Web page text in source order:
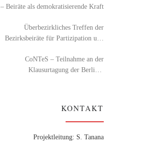
– Beiräte als demokratisierende Kraft
Überbezirkliches Treffen der
Bezirksbeiräte für Partizipation und
CoNTeS – Teilnahme an der
Klausurtagung der Berliner
KONTAKT
Projektleitung: S. Tanana